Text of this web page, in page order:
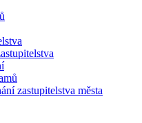
zastupitelstva města